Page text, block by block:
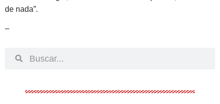
de nada”.
–